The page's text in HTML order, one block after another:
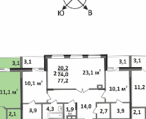
Все планировки